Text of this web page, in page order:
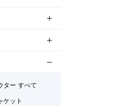
ター すべて
ケット